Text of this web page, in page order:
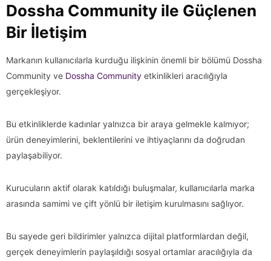
Dossha Community ile Güçlenen
Bir İletişim
Markanın kullanıcılarla kurduğu ilişkinin önemli bir bölümü Dossha
Community ve Dossha Community etkinlikleri aracılığıyla
gerçekleşiyor.
Bu etkinliklerde kadınlar yalnızca bir araya gelmekle kalmıyor;
ürün deneyimlerini, beklentilerini ve ihtiyaçlarını da doğrudan
paylaşabiliyor.
Kurucuların aktif olarak katıldığı buluşmalar, kullanıcılarla marka
arasında samimi ve çift yönlü bir iletişim kurulmasını sağlıyor.
Bu sayede geri bildirimler yalnızca dijital platformlardan değil,
gerçek deneyimlerin paylaşıldığı sosyal ortamlar aracılığıyla da